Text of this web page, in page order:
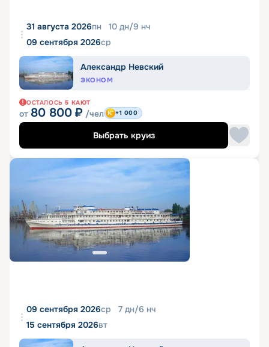
31 августа 2026пн 10 дн/9 нч
09 сентября 2026ср
Александр Невский
ЭКОНОМ
ОСТАЛОСЬ 5 КАЮТ
от 80 800 ₽ /чел +1 000
Выбрать круиз
09 сентября 2026ср 7 дн/6 нч
15 сентября 2026вт